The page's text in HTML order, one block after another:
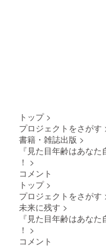
トップ >
プロジェクトをさがす
書籍・雑誌出版 >
『見た目年齢はあな
！ >
コメント
トップ >
プロジェクトをさがす
未来に残す >
『見た目年齢はあな
！ >
コメント